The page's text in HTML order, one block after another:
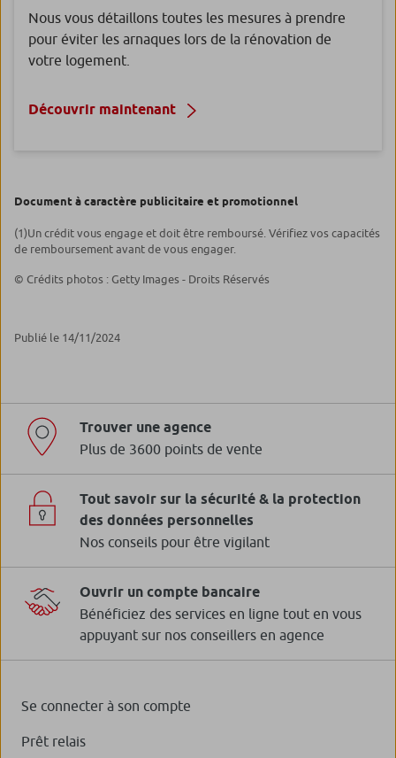
Nous vous détaillons toutes les mesures à prendre
pour éviter les arnaques lors de la rénovation de
votre logement.
Découvrir maintenant
Document à caractère publicitaire et promotionnel
(1)Un crédit vous engage et doit être remboursé. Vérifiez vos capacités
de remboursement avant de vous engager.
© Crédits photos : Getty Images - Droits Réservés
Publié le 14/11/2024
Trouver une agence
Plus de 3600 points de vente
Tout savoir sur la sécurité & la protection
des données personnelles
Nos conseils pour être vigilant
Ouvrir un compte bancaire
Bénéficiez des services en ligne tout en vous
appuyant sur nos conseillers en agence
Se connecter à son compte
Prêt relais